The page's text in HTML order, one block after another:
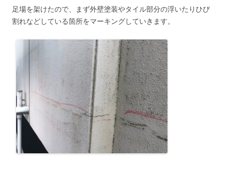
足場を架けたので、まず外壁塗装やタイル部分の浮いたりひび
割れなどしている箇所をマーキングしていきます。